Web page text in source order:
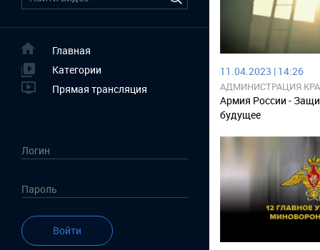
Главная
Категории
Прямая трансляция
Войти
11.04.2023 | 14:26
АДМИНИСТРАЦИЯ
РАЙОНА ЧУВАШСКОЙ
Армия России -
будущее